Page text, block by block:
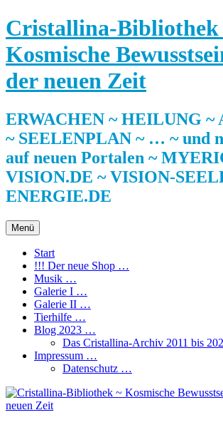
Zum
Inhalt
springen
Cristallina-Bibliothek
Kosmische
der neuen Zeit
ERWACHEN ~ HEILUNG ~
~ SEELENPLAN ~ … ~ und
auf neuen Portalen ~
VISION.DE ~ VISION-
ENERGIE.DE
Menü
Start
!!! Der neue Shop …
Musik …
Galerie I …
Galerie II …
Tierhilfe …
Blog 2023 …
Das Cristallina-Archiv 2011 bis
Impressum …
Datenschutz …